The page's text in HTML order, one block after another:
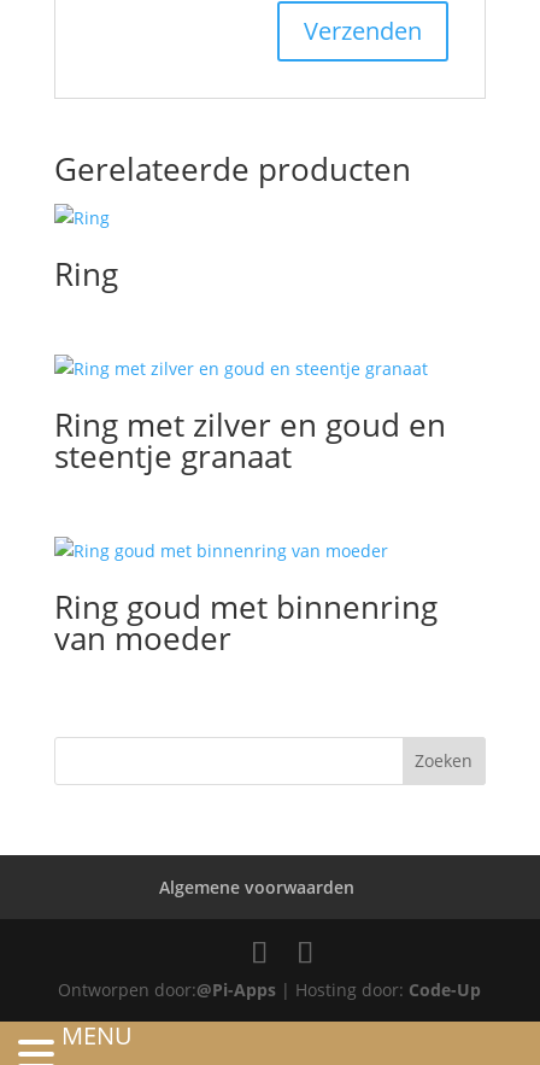
Gerelateerde producten
Ring
Ring met zilver en goud en
steentje granaat
Ring goud met binnenring
van moeder
Algemene voorwaarden
Ontworpen door:@Pi-Apps | Hosting door: Code-Up
MENU